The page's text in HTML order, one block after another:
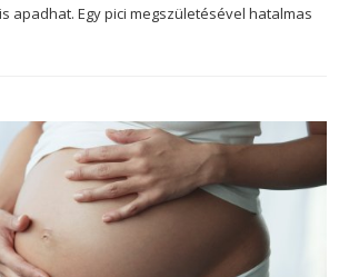
apadhat. Egy pici megszületésével hatalmas